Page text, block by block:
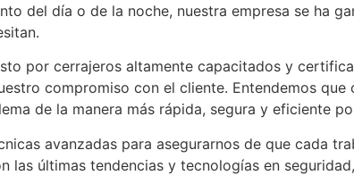
del día o de la noche, nuestra empresa se ha
por cerrajeros altamente capacitados y
compromiso con el cliente. Entendemos
de la manera más rápida, segura y eficiente
avanzadas para asegurarnos de que cada
las últimas tendencias y tecnologías en